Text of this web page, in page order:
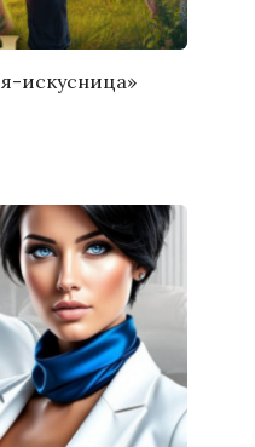
искусница»